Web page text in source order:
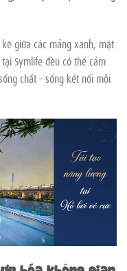
giữa các mảng xanh, mặt
Symlife đều có thể cảm
chất – sống kết nối mỗi